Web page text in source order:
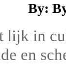
By:
lijk in
en